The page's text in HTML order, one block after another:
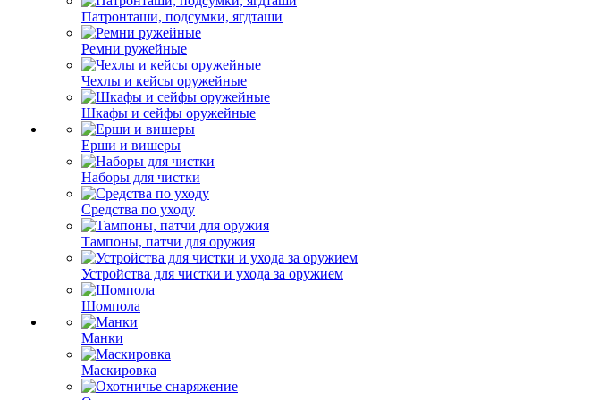
Патронташи, подсумки, ягдташи
Ремни ружейные
Чехлы и кейсы оружейные
Шкафы и сейфы оружейные
Ерши и вишеры
Наборы для чистки
Средства по уходу
Тампоны, патчи для оружия
Устройства для чистки и ухода за оружием
Шомпола
Манки
Маскировка